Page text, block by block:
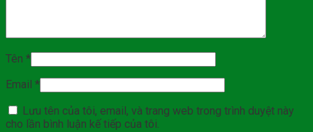
Tên *
Email *
Lưu tên của tôi, email, và trang web trong trình duyệt này
cho lần bình luận kế tiếp của tôi.